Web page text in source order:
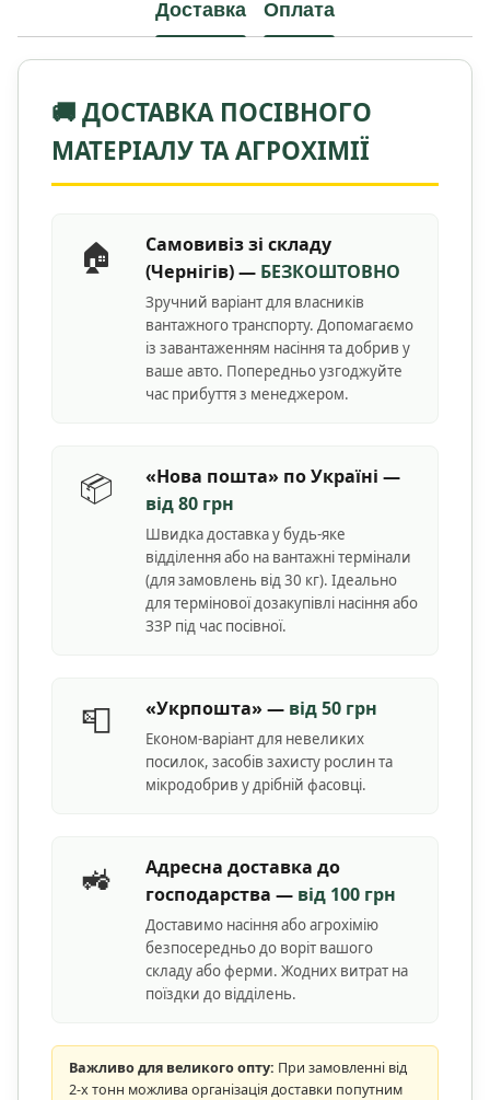
Доставка Оплата
🚚 ДОСТАВКА ПОСІВНОГО
МАТЕРІАЛУ ТА АГРОХІМІЇ
🏠
Самовивіз зі складу
(Чернігів) — БЕЗКОШТОВНО
Зручний варіант для власників
вантажного транспорту. Допомагаємо
із завантаженням насіння та добрив у
ваше авто. Попередньо узгоджуйте
час прибуття з менеджером.
📦
«Нова пошта» по Україні —
від 80 грн
Швидка доставка у будь-яке
відділення або на вантажні термінали
(для замовлень від 30 кг). Ідеально
для термінової дозакупівлі насіння або
ЗЗР під час посівної.
📮 «Укрпошта» — від 50 грн
Економ-варіант для невеликих
посилок, засобів захисту рослин та
мікродобрив у дрібній фасовці.
🚜
Адресна доставка до
господарства — від 100 грн
Доставимо насіння або агрохімію
безпосередньо до воріт вашого
складу або ферми. Жодних витрат на
поїздки до відділень.
Важливо для великого опту: При замовленні від
2-х тонн можлива організація доставки попутним